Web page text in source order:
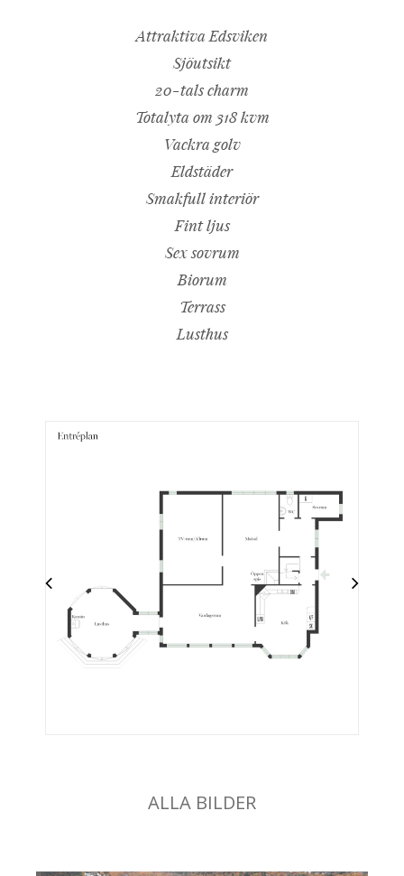
Attraktiva Edsviken
Sjöutsikt
20-tals charm
Totalyta om 318 kvm
Vackra golv
Eldstäder
Smakfull interiör
Fint ljus
Sex sovrum
Biorum
Terrass
Lusthus
ALLA BILDER